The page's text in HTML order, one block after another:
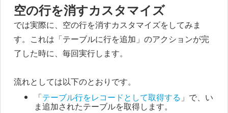
空の行を消すカスタマイズ
では実際に、空の行を消すカスタマイズをしてみま
す。これは「テーブルに行を追加」のアクションが完
了した時に、毎回実行します。
流れとしては以下のとおりです。
「テーブル行をレコードとして取得する 」で、い
ま追加されたテーブルを取得します。